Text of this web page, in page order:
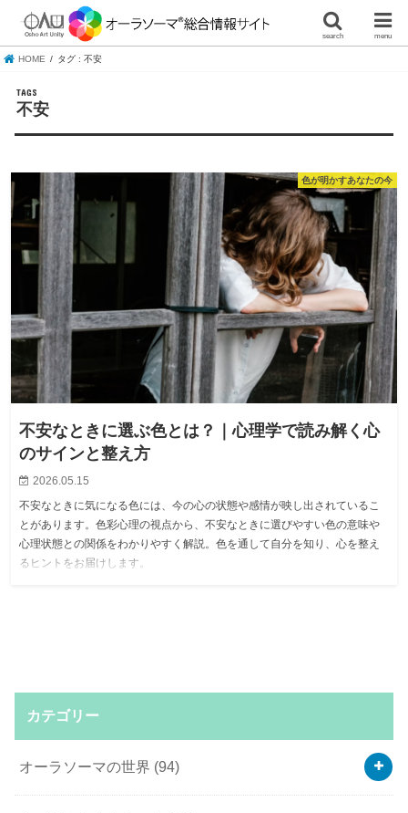
search menu
HOME タグ : 不安
不安
色が明かすあなたの今
不安なときに選ぶ色とは？｜心理学で読み解く心
のサインと整え方
2026.05.15
不安なときに気になる色には、今の心の状態や感情が映し出されているこ
とがあります。色彩心理の視点から、不安なときに選びやすい色の意味や
心理状態との関係をわかりやすく解説。色を通して自分を知り、心を整え
るヒントをお届けします。
カテゴリー
オーラソーマの世界 (94)